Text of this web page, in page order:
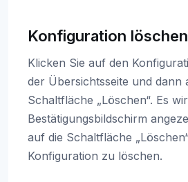
Konfiguration löschen
Klicken Sie auf den
der Übersichtsseite und dann
Schaltfläche „Löschen“. Es
Bestätigungsbildschirm
auf die Schaltfläche
Konfiguration zu löschen.